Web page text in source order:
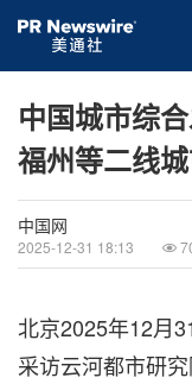
中国城市综
福州等二线
中国网
2025-12-31 18:13
北京2025年12月
采访云河都市研究